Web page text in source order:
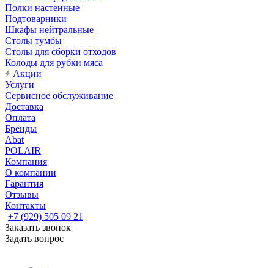
Полки настенные
Подтоварники
Шкафы нейтральные
Столы тумбы
Столы для сборки отходов
Колоды для рубки мяса
Акции
Услуги
Сервисное обслуживание
Доставка
Оплата
Бренды
Abat
POLAIR
Компания
О компании
Гарантия
Отзывы
Контакты
+7 (929) 505 09 21
Заказать звонок
Задать вопрос